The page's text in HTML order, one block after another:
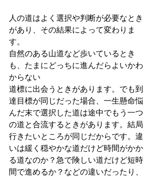
人の道はよく選択や判断が必要なとき
があり、その結果によって変わりま
す。
自然のある山道など歩いているとき
も、たまにどっちに進んだらよいかわ
からない
道標に出会うときがあります。でも到
達目標が同じだった場合、一生懸命悩
んだ末で選択した道は途中でもう一つ
の道と合流するときがあります。結局
行きたいところが同じだからです。違
いは緩く穏やかな道だけど時間がかか
る道なのか？急で険しい道だけど短時
間で進めるか？などの違いだったり、